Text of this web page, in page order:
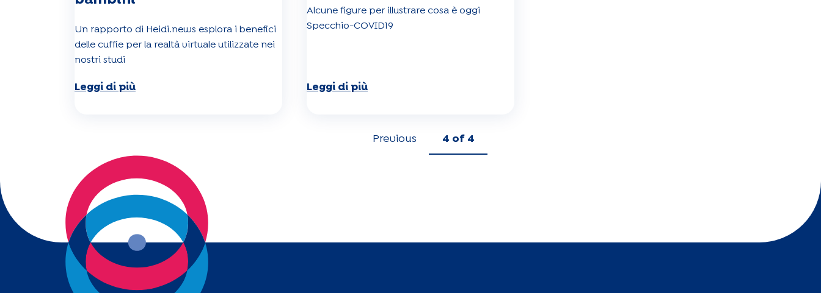
Un rapporto di Heidi.news esplora i benefici
delle cuffie per la realtà virtuale utilizzate nei
nostri studi
Leggi di più
Alcune figure per illustrare cosa è oggi
Specchio-COVID19
Leggi di più
Previous 4 of 4